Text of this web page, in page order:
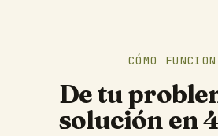
CÓMO
De tu
solución en